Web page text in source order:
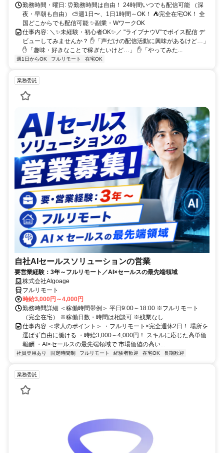
勤務時間・曜日: ⏰勤務時間は自由！ 24時間いつでも配信可能 （深
夜・早朝も自由） ⛅週1日〜、1日1時間～OK！ ⛺完全在宅OK！ 全
国どこからでも配信可能 ✨副業・WワークOK
仕事内容: ＼✨未経験・初心者OK✨／ "ライブナウV"でボイス配信 デ
ビューしてみませんか？ ✋「声だけの配信活動に興味があるけど…」
✋「趣味・好きなことで稼ぎたいけど…」 ✋「やってみた...
週1日からOK フルリモート 在宅OK
業務委託
自社AIセールスソリューションの営業
要営業経験：3年～フルリモート／AI×セールスの最先端領域
株式会社Algoage
フルリモート
時給3,000円～4,000円
勤務時間詳細 ＜稼働時間帯例＞ 平日9:00～18:00 ※フルリモート
（完全在宅） ※稼働日数・時間は相談可 ※残業なし
仕事内容 ＜求人のポイント＞ ・フルリモート×完全週休2日！ 場所を
選ばず自由に働ける ・時給3,000～4,000円！ スキルに応じた高単価
報酬 ・AI×セールスの最先端領域で 市場価値の高い...
社員登用あり 固定時間制 フルリモート 経験者歓迎 在宅OK 長期歓迎
業務委託